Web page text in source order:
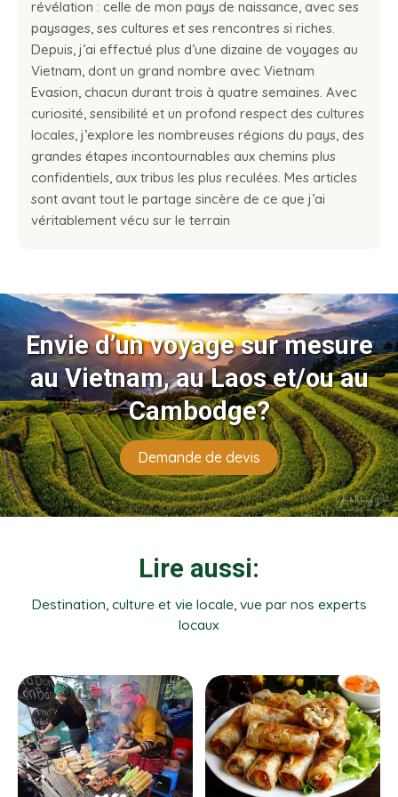
révélation : celle de mon pays de naissance, avec ses
paysages, ses cultures et ses rencontres si riches.
Depuis, j’ai effectué plus d’une dizaine de voyages au
Vietnam, dont un grand nombre avec Vietnam
Evasion, chacun durant trois à quatre semaines. Avec
curiosité, sensibilité et un profond respect des cultures
locales, j’explore les nombreuses régions du pays, des
grandes étapes incontournables aux chemins plus
confidentiels, aux tribus les plus reculées. Mes articles
sont avant tout le partage sincère de ce que j’ai
véritablement vécu sur le terrain
Envie d’un voyage sur mesure
au Vietnam, au Laos et/ou au
Cambodge?
Demande de devis
Lire aussi:
Destination, culture et vie locale, vue par nos experts
locaux